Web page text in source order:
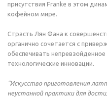
присутствия Franke в этом
кофейном мире.
Страсть Лян Фана к
органично сочетается с
обеспечивать
технологические инновации.
“Искусство приготовления
неустанной практики для